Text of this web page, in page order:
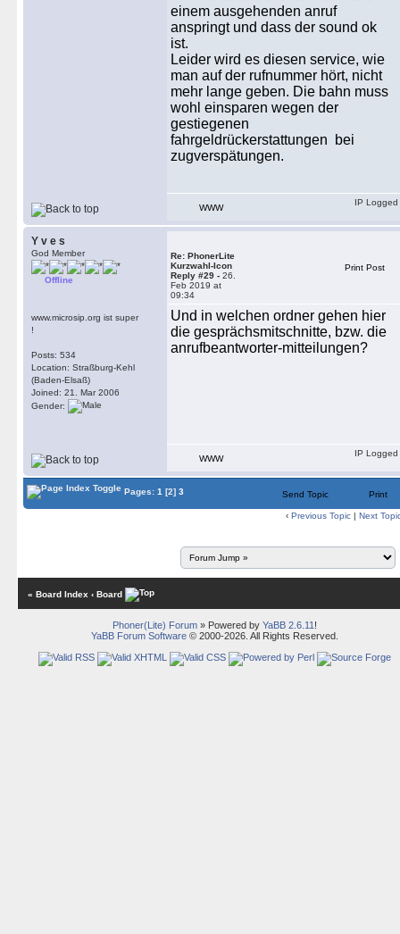
einem ausgehenden anruf
anspringt und dass der sound ok
ist.
Leider wird es diesen service, wie
man auf der rufnummer hört, nicht
mehr lange geben. Die bahn muss
wohl einsparen wegen der
gestiegenen
fahrgeldrückerstattungen bei
zugverspätungen.
WWW
IP Logged
Y v e s
God Member
Offline
www.microsip.org ist super
!
Posts: 534
Location: Straßburg-Kehl
(Baden-Elsaß)
Joined: 21. Mar 2006
Gender:
Re: PhonerLite
Kurzwahl-Icon
Reply #29 - 26.
Feb 2019 at
09:34
Print Post
Und in welchen ordner gehen hier
die gesprächsmitschnitte, bzw. die
anrufbeantworter-mitteilungen?
WWW
IP Logged
Pages: 1 [2] 3 Send Topic Print
‹ Previous Topic | Next
« Board Index ‹ Board
Phoner(Lite) Forum» Powered by YaBB 2.6.11 !
YaBB Forum Software© 2000-2026. All Rights Reserved.